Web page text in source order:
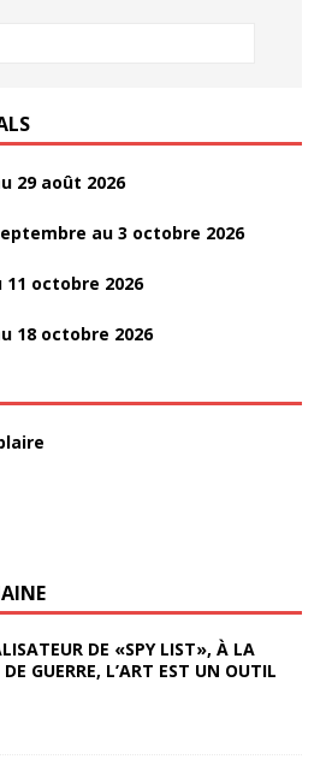
29 août 2026
au 3 octobre 2026
octobre 2026
18 octobre 2026
DE «SPY LIST», À LA
GUERRE, L’ART EST UN OUTIL